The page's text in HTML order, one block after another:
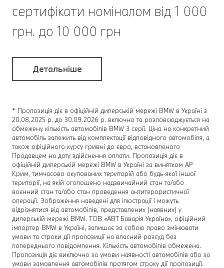
сертифікати номіналом від 1 000
грн. до 10 000 грн
Детальніше
* Пропозиція діє в офіційній дилерській мережі BMW в Україні з
20.08.2025 р. до 30.09.2026 р. включно та розповсюджується на
обмежену кількість автомобілів BMW 3 серії. Ціна на конкретний
автомобіль залежить від комплектації відповідного автомобіля, а
також офіційного курсу гривні до євро, встановленого
Продавцем на дату здійснення оплати. Пропозиція діє в
офіційній дилерській мережі BMW в Україні за винятком АР
Крим, тимчасово окупованих територій або будь-якої іншої
території, на якій оголошено надзвичайний стан та/або
воєнний стан та/або стан проведення антитерористичної
операції. Зображення наведені для ілюстрації і можуть
відрізнятися від автомобілів, представлених (наявних) у
дилерській мережі BMW. ТОВ «АВТ Баварія Україна», офіційний
імпортер BMW в Україні, залишає за собою право змінювати
умови та строки дії пропозиції на власний розсуд без
попереднього повідомлення. Кількість автомобілів обмежена.
Пропозиція діє виключно за умови наявності автомобілів або за
умови замовлення автомобілів протягом строку дії пропозиції.